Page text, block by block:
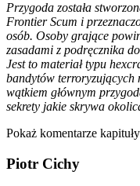
Przygoda została
Frontier Scum i
osób. Osoby grające
zasadami z podręcznika
Jest to materiał typu
bandytów terroryzujących
wątkiem głównym
sekrety jakie skrywa
Pokaż komentarze kapituły
Piotr Cichy